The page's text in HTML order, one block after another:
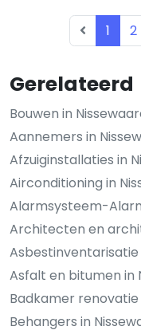
Gerelateerd
Bouwen in
Aannemers in
Afzuiginstallaties in
Airconditioning in
Alarmsysteem-
Architecten en
Asfalt en bitumen in
Badkamer renovatie
Behangers in
1 2